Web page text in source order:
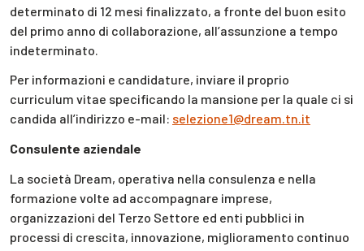
determinato di 12 mesi finalizzato, a fronte del buon esito
del primo anno di collaborazione, all’assunzione a tempo
indeterminato.
Per informazioni e candidature, inviare il proprio
curriculum vitae specificando la mansione per la quale ci si
candida all’indirizzo e-mail: selezione1@dream.tn.it
Consulente aziendale
La società Dream, operativa nella consulenza e nella
formazione volte ad accompagnare imprese,
organizzazioni del Terzo Settore ed enti pubblici in
processi di crescita, innovazione, miglioramento continuo